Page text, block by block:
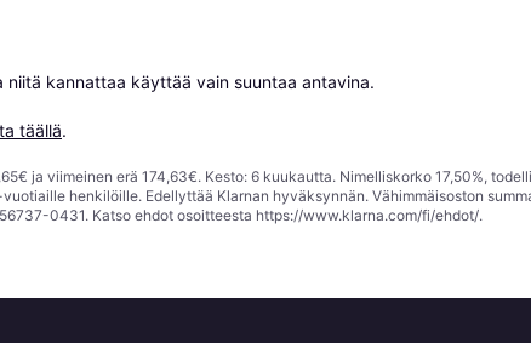
kannattaa käyttää vain suuntaa antavina.
täällä.
ja viimeinen erä 174,63€. Kesto: 6 kuukautta. Nimelliskorko 17,50%,
henkilöille. Edellyttää Klarnan hyväksynnän. Vähimmäisoston
0431. Katso ehdot osoitteesta https://www.klarna.com/fi/ehdot/.